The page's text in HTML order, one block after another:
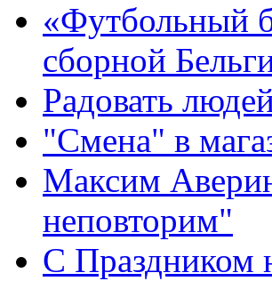
«Футбольный
сборной
Радовать
"Смена" в
Максим
неповторим"
С Праздником